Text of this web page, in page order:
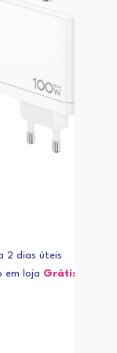
2 dias úteis
em loja Grátis*